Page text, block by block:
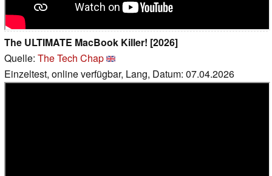
The ULTIMATE MacBook Killer! [2026]
Quelle: The Tech Chap
Einzeltest, online verfügbar, Lang, Datum: 07.04.2026